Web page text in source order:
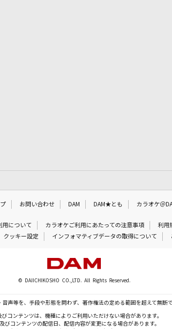
お問い合わせ DAM DAM★とも カラオケ＠
用について カラオケご利用にあたっての注意事項
利用
クッキー設定 インフォマティブデータの取得について
© DAIICHIKOSHO CO.,LTD. All Rights Reserved.
声等を、手段や形態を問わず、著作権法の定める範囲を超えて無断
びコンテンツは、機種によりご利用いただけない場合があります。
びコンテンツの配信日、配信内容が変更になる場合があります。